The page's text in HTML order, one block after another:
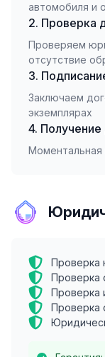
автомобиля и
2. Проверка
Проверяем
отсутствие
3.
Заключаем
экземплярах
4. Получение
Проверка
Проверка
Проверка
Проверка